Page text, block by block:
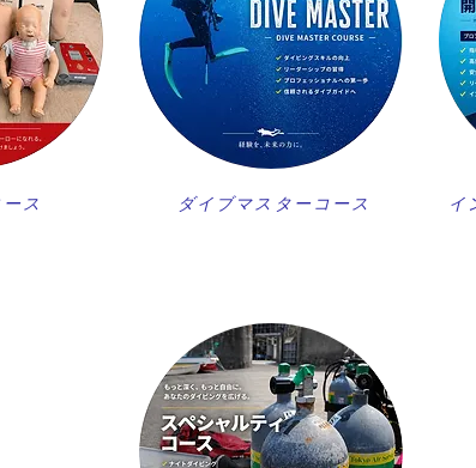
ス ダイブマスターコース イ